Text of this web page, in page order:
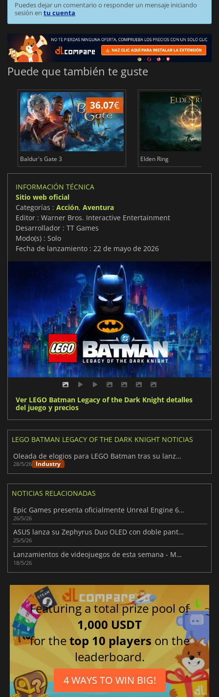
Puedes dejar un comentario o responder un mensaje iniciando
sesión en tu cuenta
Puede que también te guste
36.07€
Baldur's Gate 3 Elden Ring
INFORMACIÓN TÉCNICA
Sitio web oficial
Categorías : Acción, Aventura
Editor : Warner Bros. Interactive Entertainment
Desarrollador : TT Games
Modo(s) : Solo
Fecha de lanzamiento : 22 de mayo de 2026
Ver LEGO Batman Legacy of the Dark Knight detalles
del juego y precios
LEGO BATMAN LEGACY OF THE DARK KNIGHT NOTICIAS
Oleada de elogios para LEGO Batman tras su lanzamiento
28/5/26 Industry
NOTICIAS RELACIONADAS
Epic Games presenta oficialmente Unreal Engine 6 junto con su primer vídeo
26/5/26
ASUS lanza su Zephyrus Duo OLED con doble pantalla
25/5/26
Lanzamientos de videojuegos de esta semana - Mayo 2026 (Semana 21)
18/5/26
Featuring a total prize pool of
1,000 USDT
for thetop 10 players on the
leaderboard.
4 WAYS TO WIN BIG!